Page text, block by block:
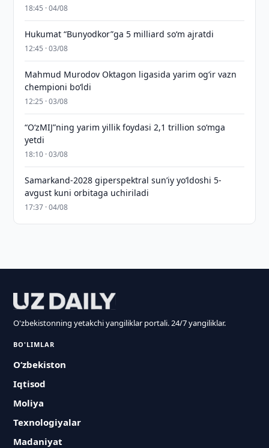
18:45 · 04/08
Hukumat “Bunyodkor”ga 5 milliard so‘m ajratdi
12:45 · 03/08
Mahmud Murodov Oktagon ligasida yarim og‘ir vazn
chempioni bo‘ldi
12:25 · 03/08
“O‘zMIJ”ning yarim yillik foydasi 2,1 trillion so‘mga
yetdi
18:10 · 03/08
Samarkand-2028 giperspektral sun’iy yo‘ldoshi 5-
avgust kuni orbitaga uchiriladi
17:37 · 04/08
O'zbekistonning yetakchi yangiliklar portali. 24/7 yangiliklar.
BO'LIMLAR
O‘zbekiston
Iqtisod
Moliya
Texnologiyalar
Madaniyat